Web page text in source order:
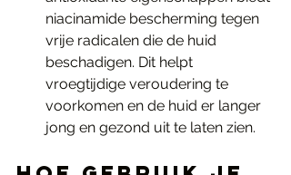
niacinamide bescherming tegen
vrije radicalen die de huid
beschadigen. Dit helpt
vroegtijdige veroudering te
voorkomen en de huid er langer
jong en gezond uit te laten zien.